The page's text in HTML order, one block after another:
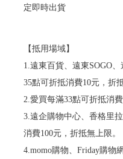
定即時出貨
【抵用場域】
1.遠東百貨、遠東SOGO
35點可折抵消費10元，折
2.愛買每滿33點可折抵消
3.遠企購物中心、香格里
消費100元，折抵無上限。
4.momo購物、Friday購物